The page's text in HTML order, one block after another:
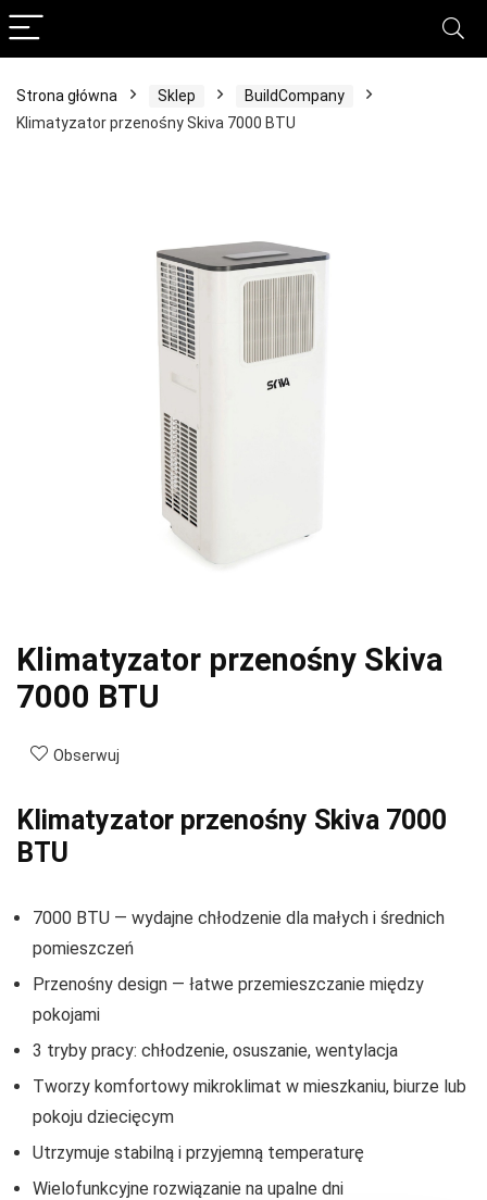
Strona główna Sklep
BuildCompany
Klimatyzator przenośny Skiva 7000 BTU
Klimatyzator przenośny Skiva
7000 BTU
Obserwuj
Klimatyzator przenośny Skiva 7000
BTU
7000 BTU — wydajne chłodzenie dla małych i średnich
pomieszczeń
Przenośny design — łatwe przemieszczanie między
pokojami
3 tryby pracy: chłodzenie, osuszanie, wentylacja
Tworzy komfortowy mikroklimat w mieszkaniu, biurze lub
pokoju dziecięcym
Utrzymuje stabilną i przyjemną temperaturę
Wielofunkcyjne rozwiązanie na upalne dni